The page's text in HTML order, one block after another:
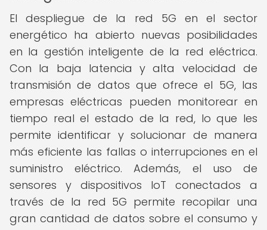
El despliegue de la red 5G en el sector
energético ha abierto nuevas posibilidades
en la gestión inteligente de la red eléctrica.
Con la baja latencia y alta velocidad de
transmisión de datos que ofrece el 5G, las
empresas eléctricas pueden monitorear en
tiempo real el estado de la red, lo que les
permite identificar y solucionar de manera
más eficiente las fallas o interrupciones en el
suministro eléctrico. Además, el uso de
sensores y dispositivos IoT conectados a
través de la red 5G permite recopilar una
gran cantidad de datos sobre el consumo y